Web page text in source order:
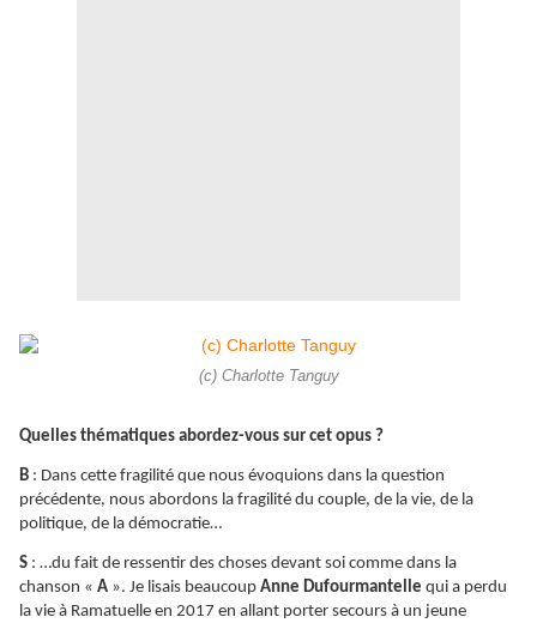
(c) Charlotte Tanguy
Quelles thématiques abordez-vous sur cet opus ?
B : Dans cette fragilité que nous évoquions dans la question
précédente, nous abordons la fragilité du couple, de la vie, de la
politique, de la démocratie…
S : …du fait de ressentir des choses devant soi comme dans la
chanson « A ». Je lisais beaucoup Anne Dufourmantelle qui a perdu
la vie à Ramatuelle en 2017 en allant porter secours à un jeune